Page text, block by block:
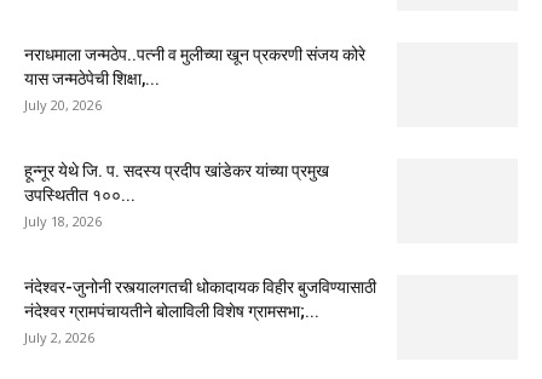
नराधमाला जन्मठेप..पत्नी व मुलीच्या खून प्रकरणी संजय कोरे
यास जन्मठेपेची शिक्षा,...
July 20, 2026
हून्नूर येथे जि. प. सदस्य प्रदीप खांडेकर यांच्या प्रमुख
उपस्थितीत १००...
July 18, 2026
नंदेश्वर-जुनोनी रस्त्यालगतची धोकादायक विहीर बुजविण्यासाठी
नंदेश्वर ग्रामपंचायतीने बोलाविली विशेष ग्रामसभा;...
July 2, 2026